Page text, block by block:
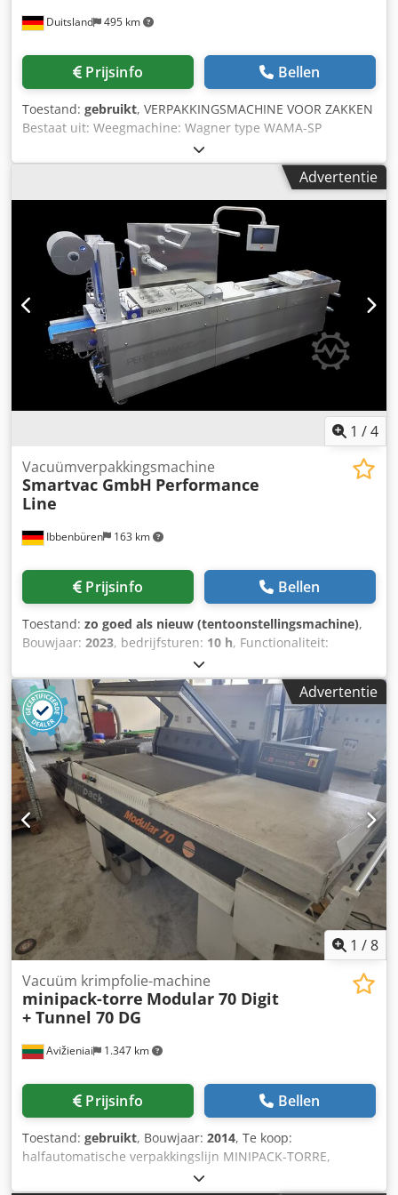
jaren gebruik. - Gebruiksvriendelijke Bediening: Intuïtieve
workflow in industriële keukens. Technische Specificaties: -
Fabrikant: Howden Food Equipment B.V. - Model: H 1000 -
vacuümverpakkings- en sealmachine - Toepassingen:
Voedselverwerking, commerciële verpakking,
houdbaarheidsverlenging Of het nu gaat om grootvolume
voedselverwerkingstoepassingen, de H 1000 levert
professionele vacuüm sealing prestaties, gecombineerd
met duurzaamheid, hygiëne en betrouwbaarheid. *
Fabrikant: Henkovac * Model: H 1000
Duitsland 495 km
Prijsinfo Bellen
Toestand: gebruikt, VERPAKKINGSMACHINE VOOR ZAKKEN
Bestaat uit: Weegmachine: Wagner type WAMA-SP
Compact, bouwjaar 1995 Dcjdpju Nu Hvjfx Ahtjk
Transportband Zakkenvulmachine: DCE Sintamatic
Zakkensluitmachine: Toss type 780, bouwjaar 2002 *Advertentie
1 /4
Ibbenbüren 163 km
Vacuümverpakkingsmachine
Smartvac GmbH Performance
Line
Prijsinfo Bellen
Toestand: zo goed als nieuw (tentoonstellingsmachine),
Bouwjaar: 2023, bedrijfsturen: 10 h, Functionaliteit:
, machine-/voertuignummer:
totale breedte:1.100 mm, totale lengte:4.570 mm, totale
hoogte: 2.060 mm, Een verpakkingsmachine van het
bedrijf Smartvac die werd tentoongesteld op beurzen. -
Breedte onderfolie: 320(+2/+4) mm - Breedte bovenfolie:
302(+/-1) mm - Schillengte: 220 mm - Diepe trek: 100 mm -
Machineontwerp voor vacuümverpakkingen Dsdpfx Aoq H
R Tashtock Maximale verpakkingsgrootte: 281 x 202 x 100
mm
Advertentie
1 /8
Avižieniai 1.347 km
Vacuüm krimpfolie-machine
minipack-torre Modular 70 Digit
+ Tunnel 70 DG
Prijsinfo Bellen
Toestand: gebruikt, Bouwjaar: 2014, Te koop:
halfautomatische verpakkingslijn MINIPACK-TORRE,
bestaande uit een hoekverpakkingsmachine Modular 70